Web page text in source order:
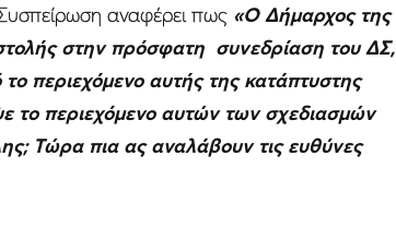
αναφέρει πως «Ο Δήμαρχος της
στην πρόσφατη συνεδρίαση του ΔΣ,
περιεχόμενο αυτής της κατάπτυστης
το περιεχόμενο αυτών των σχεδιασμών
Τώρα πια ας αναλάβουν τις ευθύνες